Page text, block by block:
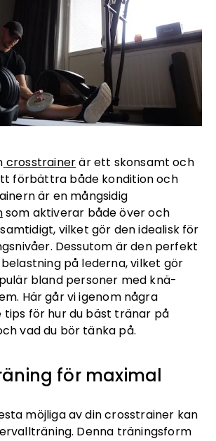
crosstrainerär ett skonsamt och
förbättra både kondition och
är en mångsidig
som aktiverar både över och
vilket gör den idealisk för
Dessutom är den perfekt
på lederna, vilket gör
bland personer med knä-
Här går vi igenom några
tips för hur du bäst tränar på
vad du bör tänka på.
för maximal
möjliga av din crosstrainer kan
Denna träningsform